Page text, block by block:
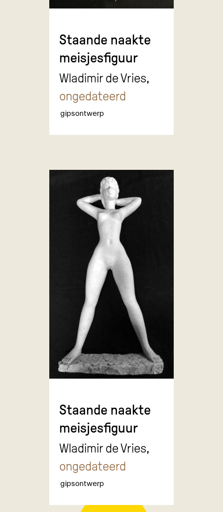
Staande naakte
meisjesfiguur
Wladimir de Vries,
ongedateerd
gipsontwerp
Staande naakte
meisjesfiguur
Wladimir de Vries,
ongedateerd
gipsontwerp